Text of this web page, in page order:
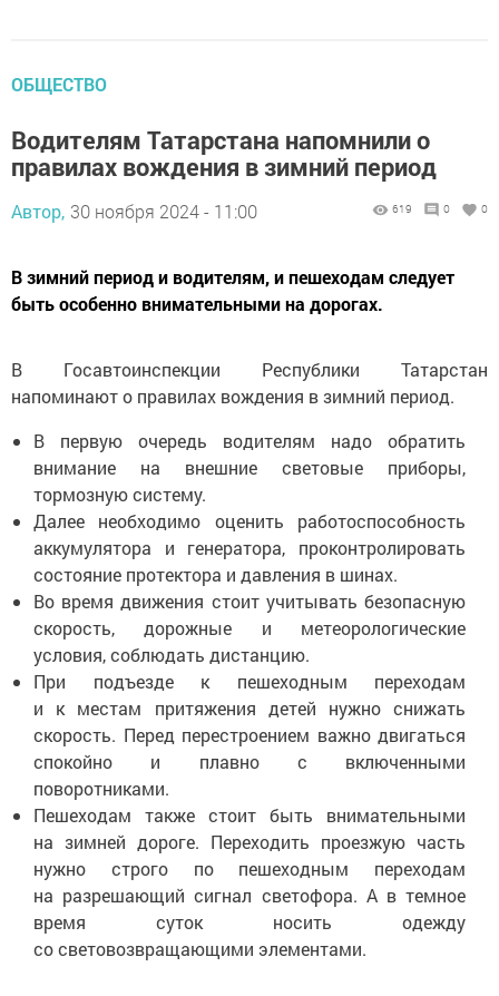
ОБЩЕСТВО
Водителям Татарстана напомнили о
правилах вождения в зимний период
Автор, 30 ноября 2024 - 11:00 619 0 0
В зимний период и водителям, и пешеходам следует
быть особенно внимательными на дорогах.
В Госавтоинспекции Республики Татарстан
напоминают о правилах вождения в зимний период.
В первую очередь водителям надо обратить
внимание на внешние световые приборы,
тормозную систему.
Далее необходимо оценить работоспособность
аккумулятора и генератора, проконтролировать
состояние протектора и давления в шинах.
Во время движения стоит учитывать безопасную
скорость, дорожные и метеорологические
условия, соблюдать дистанцию.
При подъезде к пешеходным переходам
и к местам притяжения детей нужно снижать
скорость. Перед перестроением важно двигаться
спокойно и плавно с включенными
поворотниками.
Пешеходам также стоит быть внимательными
на зимней дороге. Переходить проезжую часть
нужно строго по пешеходным переходам
на разрешающий сигнал светофора. А в темное
время суток носить одежду
со световозвращающими элементами.